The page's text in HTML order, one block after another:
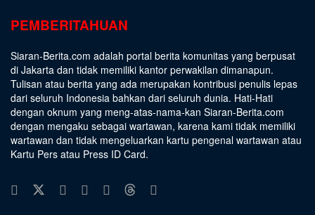
PEMBERITAHUAN
Siaran-Berita.com adalah portal berita komunitas yang berpusat
di Jakarta dan tidak memiliki kantor perwakilan dimanapun.
Tulisan atau berita yang ada merupakan kontribusi penulis lepas
dari seluruh Indonesia bahkan dari seluruh dunia. Hati-Hati
dengan oknum yang meng-atas-nama-kan Siaran-Berita.com
dengan mengaku sebagai wartawan, karena kami tidak memiliki
wartawan dan tidak mengeluarkan kartu pengenal wartawan atau
Kartu Pers atau Press ID Card.